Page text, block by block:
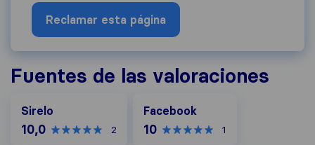
Reclamar esta página
Fuentes de las valoraciones
Sirelo
10,0 2
Facebook
10 1